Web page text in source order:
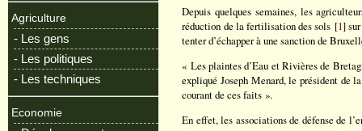
Agriculture
- Les gens
- Les politiques
- Les techniques
Economie
Depuis quelques semaines, les
réduction de la fertilisation des sols [1]
tenter d’échapper à une sanction de
« Les plaintes d’Eau et Rivières de
expliqué Joseph Menard, le président de
courant de ces faits ».
En effet, les associations de défense de